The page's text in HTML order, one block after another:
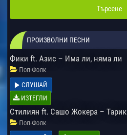
ПРОИЗВОЛНИ ПЕСНИ
Фики ft. Азис – Има ли, няма ли
Поп-Фолк
СЛУШАЙ
ИЗТЕГЛИ
Стилиян ft. Сашо Жокера –
Поп-Фолк